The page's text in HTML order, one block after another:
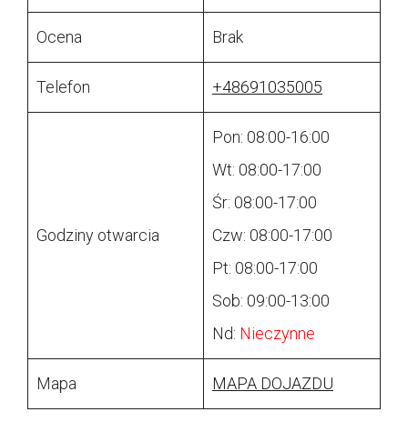
Ocena Brak
Telefon +48691035005
Godziny otwarcia
Pon: 08:00-16:00
Wt: 08:00-17:00
Śr: 08:00-17:00
Czw: 08:00-17:00
Pt: 08:00-17:00
Sob: 09:00-13:00
Nd: Nieczynne
Mapa MAPA DOJAZDU